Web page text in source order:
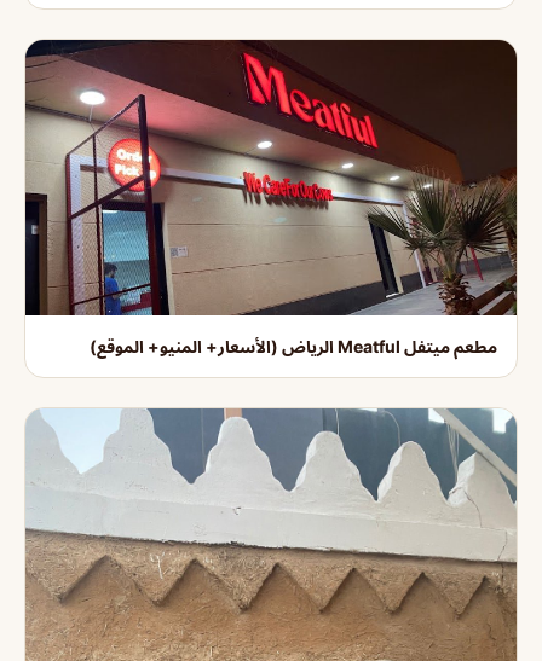
مطعم ميتفل Meatful الرياض (الأسعار+ المنيو+ الموقع)